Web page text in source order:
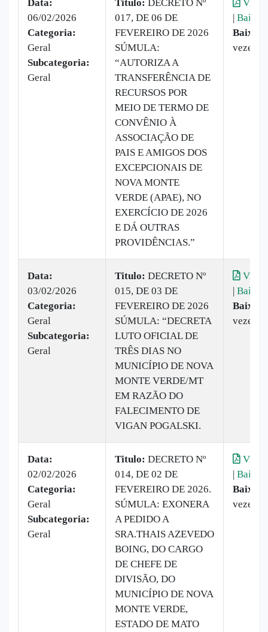
Data:
06/02/2026
Categoria:
Geral
Subcategoria:
Geral
Titulo:
DECRETO Nº
017, DE 06 DE
FEVEREIRO DE 2026
SÚMULA:
“AUTORIZA A
TRANSFERÊNCIA DE
RECURSOS POR
MEIO DE TERMO DE
CONVÊNIO À
ASSOCIAÇÃO DE
PAIS E AMIGOS DOS
EXCEPCIONAIS DE
NOVA MONTE
VERDE (APAE), NO
EXERCÍCIO DE 2026
E DÁ OUTRAS
PROVIDÊNCIAS.”
| Baixar
vezes
Data:
03/02/2026
Categoria:
Geral
Subcategoria:
Geral
Titulo: DECRETO Nº
015, DE 03 DE
FEVEREIRO DE 2026
SÚMULA: “DECRETA
LUTO OFICIAL DE
TRÊS DIAS NO
MUNICÍPIO DE NOVA
MONTE VERDE/MT
EM RAZÃO DO
FALECIMENTO DE
VIGAN POGALSKI.
| Baixar
vezes
Data:
02/02/2026
Categoria:
Geral
Subcategoria:
Geral
Titulo: DECRETO Nº
014, DE 02 DE
FEVEREIRO DE 2026.
SÚMULA: EXONERA
A PEDIDO A
SRA.THAIS AZEVEDO
BOING, DO CARGO
DE CHEFE DE
DIVISÃO, DO
MUNICÍPIO DE NOVA
MONTE VERDE,
ESTADO DE MATO
| Baixar
vezes